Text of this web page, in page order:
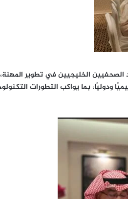
الصحفيين الخليجيين في تطوير
ودوليًا، بما يواكب التطورات